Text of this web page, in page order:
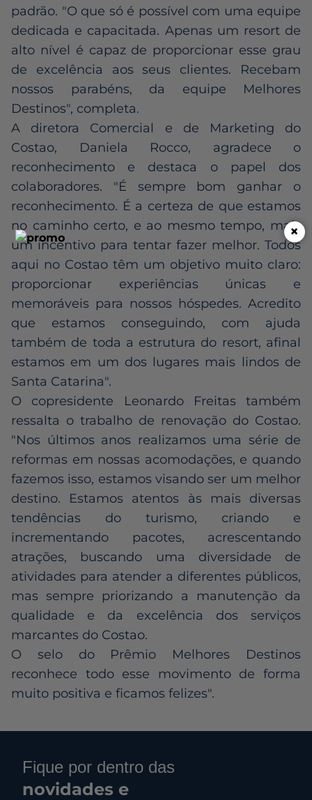
padrão. "O que só é possível com uma equipe
dedicada e capacitada. Apenas um resort de
alto nível é capaz de proporcionar esse grau
de excelência aos seus clientes. Recebam
nossos parabéns, da equipe Melhores
Destinos", completa.
A diretora Comercial e de Marketing do
Costao, Daniela Rocco, agradece o
reconhecimento e destaca o papel dos
colaboradores. "É sempre bom ganhar o
reconhecimento. É a certeza de que estamos
no caminho certo, e ao mesmo tempo, mais
um incentivo para tentar fazer melhor. Todos
aqui no Costao têm um objetivo muito claro:
proporcionar experiências únicas e
memoráveis para nossos hóspedes. Acredito
que estamos conseguindo, com ajuda
também de toda a estrutura do resort, afinal
estamos em um dos lugares mais lindos de
Santa Catarina".
O copresidente Leonardo Freitas também
ressalta o trabalho de renovação do Costao.
"Nos últimos anos realizamos uma série de
reformas em nossas acomodações, e quando
fazemos isso, estamos visando ser um melhor
destino. Estamos atentos às mais diversas
tendências do turismo, criando e
incrementando pacotes, acrescentando
atrações, buscando uma diversidade de
atividades para atender a diferentes públicos,
mas sempre priorizando a manutenção da
qualidade e da excelência dos serviços
marcantes do Costao.
O selo do Prêmio Melhores Destinos
reconhece todo esse movimento de forma
muito positiva e ficamos felizes".
Fique por dentro das
novidades e
×